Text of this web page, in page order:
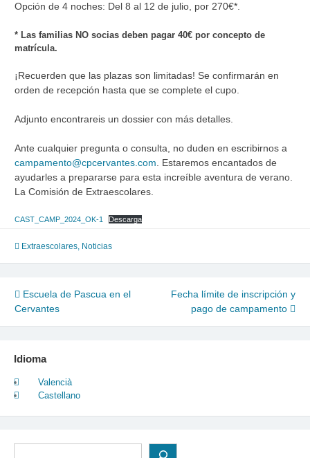
Opción de 4 noches: Del 8 al 12 de julio, por 270€*.
* Las familias NO socias deben pagar 40€ por concepto de
matrícula.
¡Recuerden que las plazas son limitadas! Se confirmarán en
orden de recepción hasta que se complete el cupo.
Adjunto encontrareis un dossier con más detalles.
Ante cualquier pregunta o consulta, no duden en escribirnos a
campamento@cpcervantes.com . Estaremos encantados de
ayudarles a prepararse para esta increíble aventura de verano.
La Comisión de Extraescolares.
CAST_CAMP_2024_OK-1 Descarga
Extraescolares Noticias
Navegación
de
Escuela de Pascua en el
Cervantes
Fecha límite de inscripción y
pago de campamento
Idioma
Valencià
Castellano